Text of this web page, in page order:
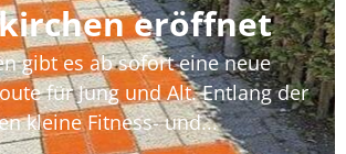
eröffnet
gibt es ab sofort eine neue
für Jung und Alt. Entlang der
kleine Fitness- und...